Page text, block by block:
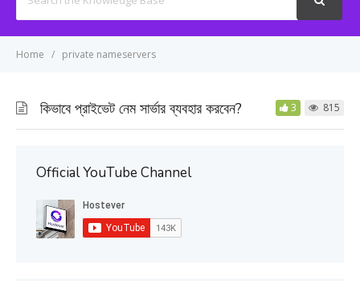
For
Home private nameservers
কিভাবে প্রাইভেট নেম সার্ভার ব্যবহার করবেন? 3 815
Official YouTube Channel